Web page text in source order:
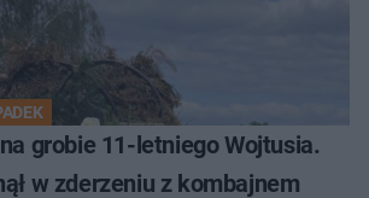
grobie 11-letniego Wojtusia.
w zderzeniu z kombajnem